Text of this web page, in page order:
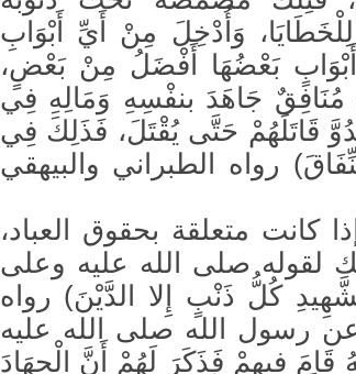
وَأُدْخِلَ مِنْ أَيِّ أَبْوَابِ
أَبْوَابٍ بَعْضُهَا أَفْضَلُ مِنْ بَعْضٍ،
جَاهَدَ بنفْسِهِ وَمَالِهِ فِي
قَاتَلَهُمْ حَتَّى يُقْتَلَ، فَذَلِكَ فِي
رواه الطبراني والبيهقي
كانت متعلقة بحقوق العباد،
لقوله صلى الله عليه وعلى
كُلُّ ذَنْبٍ إِلا الدَّيْنَ) رواه
رسول الله صلى الله عليه
فِيهِمْ فَذَكَرَ لَهُمْ أَنَّ الْجِهَادَ